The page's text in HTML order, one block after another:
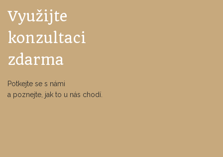
Využijte
konzultaci
zdarma
Potkejte se s námi
a poznejte, jak to u nás chodí.